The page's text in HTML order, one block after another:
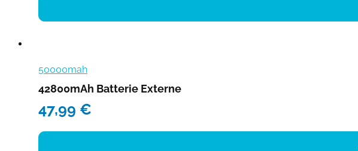
50000mah
42800mAh Batterie Externe
47,99 €